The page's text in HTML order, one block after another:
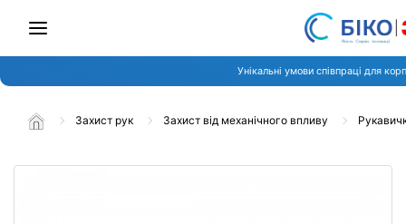
Унікальні умови співпраці для
Захист рук Захист від механічного впливу